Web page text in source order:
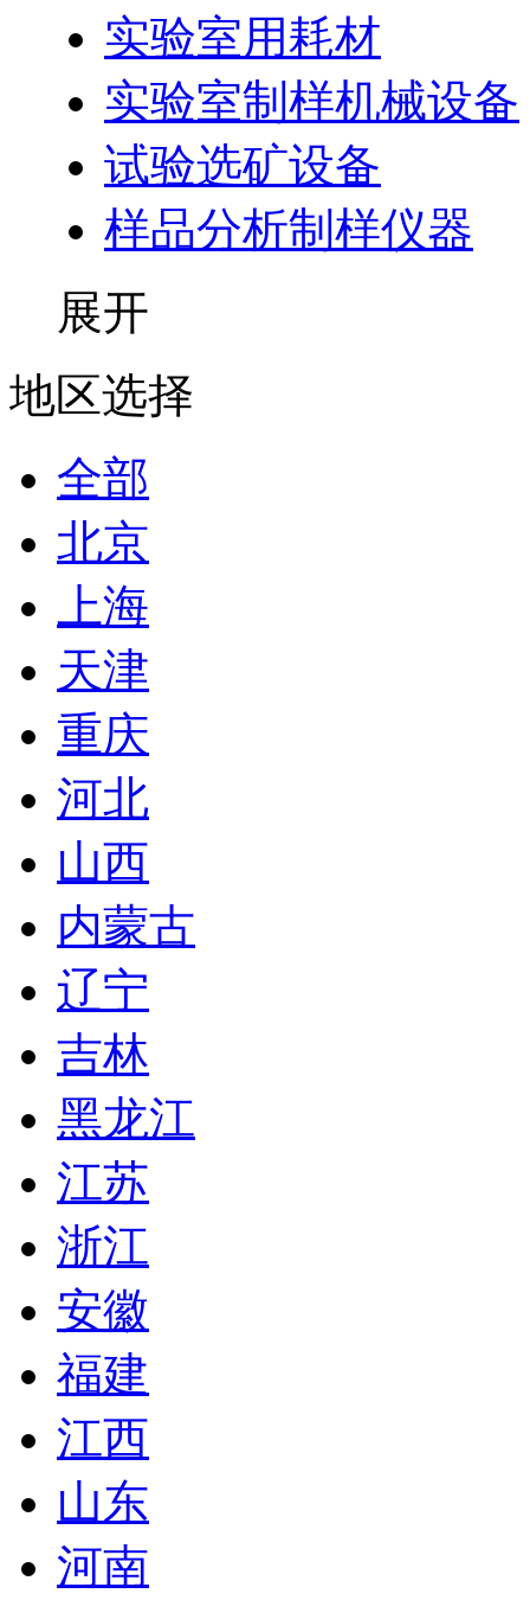
实验室用耗材
实验室制样机械设备
试验选矿设备
样品分析制样仪器
展开
地区选择
全部
北京
上海
天津
重庆
河北
山西
内蒙古
辽宁
吉林
黑龙江
江苏
浙江
安徽
福建
江西
山东
河南